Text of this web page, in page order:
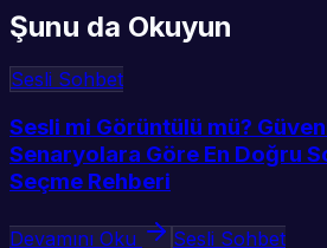
Şunu da Okuyun
Sesli Sohbet
Sesli mi Görüntülü mü?
Senaryolara Göre En Doğru
Seçme Rehberi
Devamını Oku Sesli Sohbet